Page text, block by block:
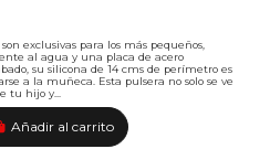
exclusivas para los más pequeños,
al agua y una placa de acero
su silicona de 14 cms de perímetro es
a la muñeca. Esta pulsera no solo se ve
tu hijo y...
Añadir al carrito